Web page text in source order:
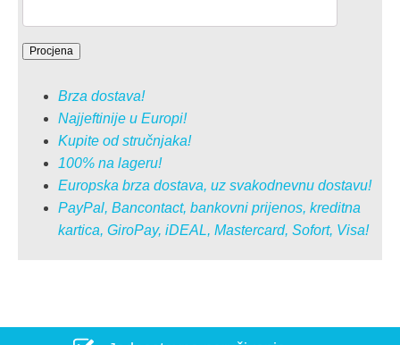
Brza dostava!
Najjeftinije u Europi!
Kupite od stručnjaka!
100% na lageru!
Europska brza dostava, uz svakodnevnu dostavu!
PayPal, Bancontact, bankovni prijenos, kreditna
kartica, GiroPay, iDEAL, Mastercard, Sofort, Visa!